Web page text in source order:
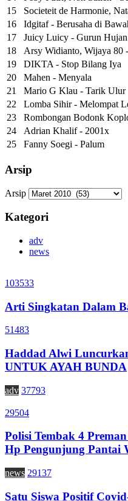
15
Societeit de Harmonie,
16
Idgitaf - Berusaha di
17
Juicy Luicy - Gurun Hujan
18
Arsy Widianto, Wijaya 80
19
DIKTA - Stop Bilang Iya
20
Mahen - Menyala
21
Mario G Klau - Tarik Ulur
22
Lomba Sihir - Melompat
23
Rombongan Bodonk
24
Adrian Khalif - 2001x
25
Fanny Soegi - Palum
Arsip
Arsip
Kategori
adv
news
103533
Arti Singkatan Dalam
51483
Haddad Alwi
UNTUK AYAH BUNDA
adv 37793
29504
Polisi Tembak 4
Hp Pengunjung Pantai
news 29137
Satu Siswa Positif